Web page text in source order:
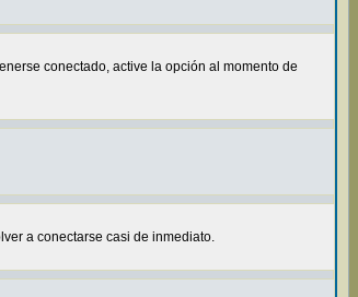
conectado, active la opción al momento de
a conectarse casi de inmediato.